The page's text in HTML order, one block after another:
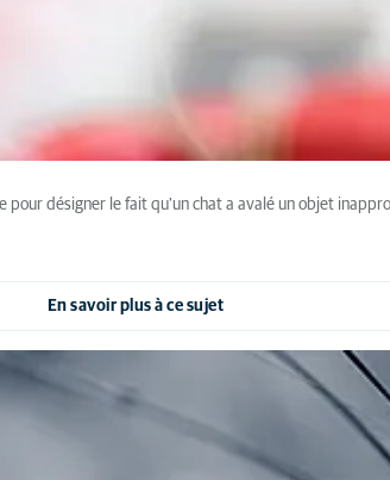
désigner le fait qu'un chat a avalé un objet
En savoir plus à ce sujet